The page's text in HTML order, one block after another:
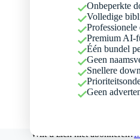
Onbeperkte
Volledige
Premium AI-
Één bundel
Geen
Snellere
Geen
Wilt u zich niet abonneren?